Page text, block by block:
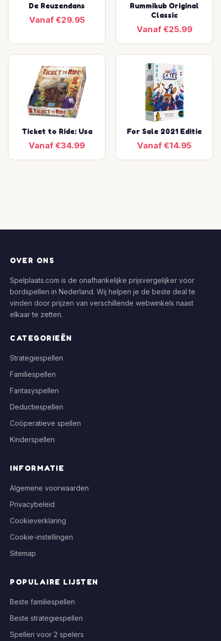
De Reuzendans
Vanaf €29.95
Rummikub Original
Classic
Vanaf €25.99
Ticket to Ride: Usa
Vanaf €34.99
For Sale 2021 Editie
Vanaf €14.95
OVER ONS
Spelplaats.com is de onafhankelijke prijsvergelijker voor
bordspellen in Nederland. Wij helpen je de beste deal te
vinden door prijzen van verschillende webwinkels naast
elkaar te zetten.
CATEGORIEËN
Strategiespellen
Familiespellen
Fantasyspellen
Deductiespellen
Coöperatieve spellen
Kinderspellen
INFORMATIE
Algemene voorwaarden
Privacybeleid
Cookieverklaring
Cookie-instellingen
Sitemap
POPULAIRE LIJSTEN
Beste familiespellen
Beste strategiespellen
Spellen voor 2 spelers